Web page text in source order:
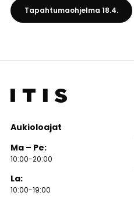
Tapahtumaohjelma 18.4.
Aukioloajat
Ma – Pe:
10:00-20:00
La:
10:00-19:00